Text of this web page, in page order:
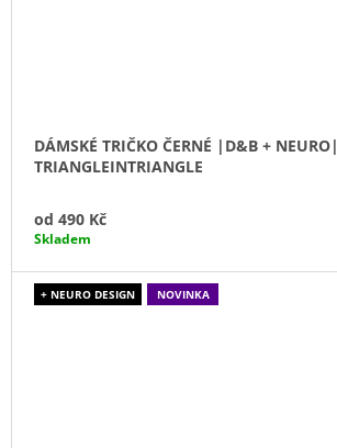
DÁMSKÉ TRIČKO ČERNÉ |D&B + NEURO|
TRIANGLEINTRIANGLE
od 490 Kč
Skladem
+ NEURO DESIGN NOVINKA